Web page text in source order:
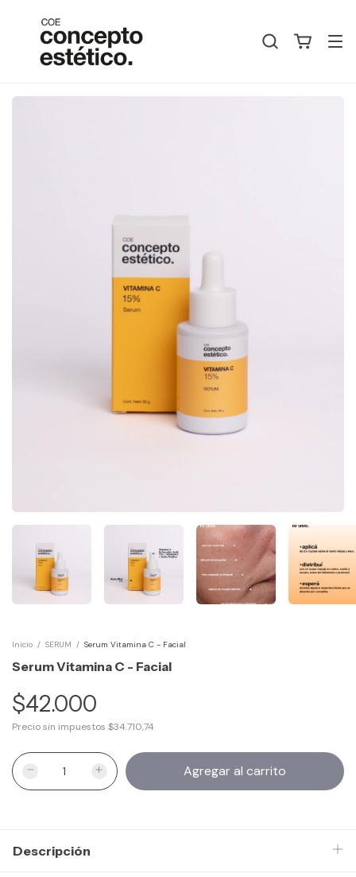
Inicio / SERUM / Serum Vitamina C - Facial
Serum Vitamina C - Facial
$42.000
Precio sin impuestos $34.710,74
Descripción